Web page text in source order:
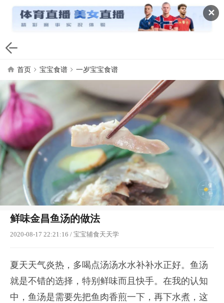
✕
首页 宝宝食谱 一岁宝宝食谱
鲜味金昌鱼汤的做法
2020-08-17 22:21:16 / 宝宝辅食天天学
夏天天气炎热，多喝点汤汤水水补补水正好。鱼汤
就是不错的选择，特别鲜味而且快手。在我的认知
中，鱼汤是需要先把鱼肉香煎一下，再下水煮，这